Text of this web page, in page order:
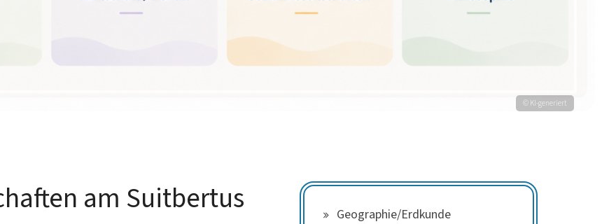
© KI-generiert
am Suitbertus
Geographie/Erdkunde